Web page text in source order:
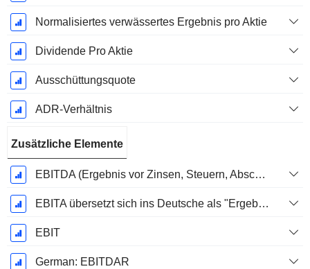
Normalisiertes verwässertes Ergebnis pro Aktie
Dividende Pro Aktie
Ausschüttungsquote
ADR-Verhältnis
Zusätzliche Elemente
EBITDA (Ergebnis vor Zinsen, Steuern, Abschreibungen auf immaterielle Vermögenswerte und Sachanlagen)
EBITA übersetzt sich ins Deutsche als "Ergebnis vor Zinsen, Steuern und Abschreibungen".
EBIT
German: EBITDAR